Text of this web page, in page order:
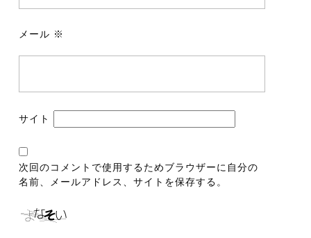
メール ※
サイト
次回のコメントで使用するためブラウザーに自分の
名前、メールアドレス、サイトを保存する。